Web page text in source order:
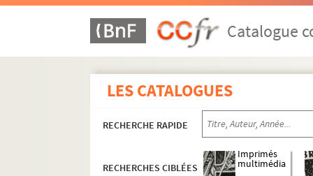
Catalogue
LES CATALOGUES
RECHERCHE RAPIDE
RECHERCHES CIBLÉES
Imprimés
multimédia